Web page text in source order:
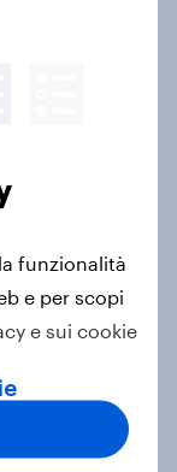
i
l’Italia:
2026
funzionalità
e per scopi
e sui cookie